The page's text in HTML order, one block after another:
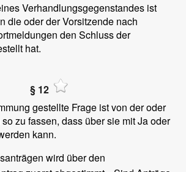
Verhandlungsgegenstandes ist
die oder der Vorsitzende nach
den Schluss der
hat.
§ 12
gestellte Frage ist von der oder
zu fassen, dass über sie mit Ja oder
kann.
wird über den